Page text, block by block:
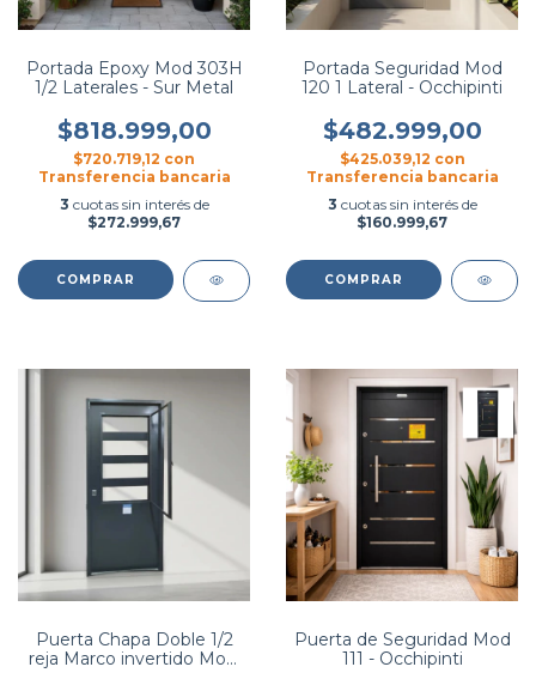
Portada Epoxy Mod 303H
1/2 Laterales - Sur Metal
$818.999,00
$720.719,12 con
Transferencia bancaria
3 cuotas sin interés de
$272.999,67
COMPRAR
Portada Seguridad Mod
120 1 Lateral - Occhipinti
$482.999,00
$425.039,12 con
Transferencia bancaria
3 cuotas sin interés de
$160.999,67
COMPRAR
Puerta Chapa Doble 1/2
reja Marco invertido Mod.
Puerta de Seguridad Mod
111 - Occhipinti